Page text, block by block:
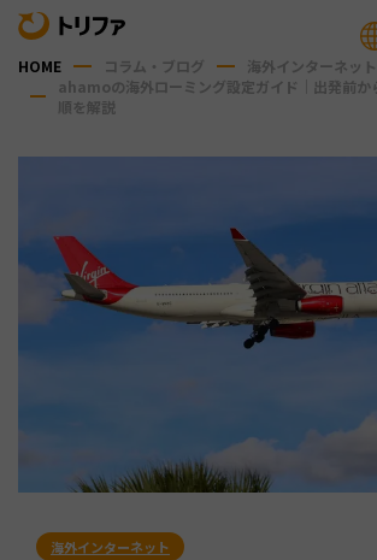
HOME コラム・ブログ
海外インターネット
ahamoの海外ローミング設定ガイド｜出発前か
順を解説
海外インターネット